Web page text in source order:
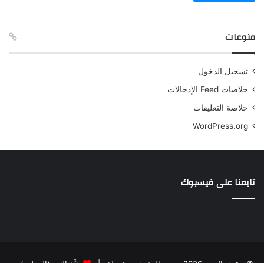
منوعات
تسجيل الدخول
خلاصات Feed الإدخالات
خلاصة التعليقات
WordPress.org
تابعنا على فيسبوك